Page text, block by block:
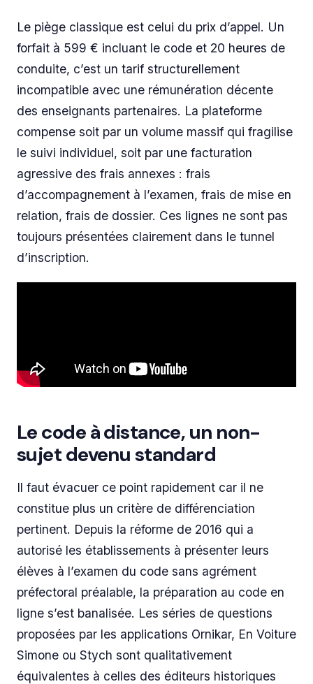
Le piège classique est celui du prix d’appel. Un
forfait à 599 € incluant le code et 20 heures de
conduite, c’est un tarif structurellement
incompatible avec une rémunération décente
des enseignants partenaires. La plateforme
compense soit par un volume massif qui fragilise
le suivi individuel, soit par une facturation
agressive des frais annexes : frais
d’accompagnement à l’examen, frais de mise en
relation, frais de dossier. Ces lignes ne sont pas
toujours présentées clairement dans le tunnel
d’inscription.
Le code à distance, un non-
sujet devenu standard
Il faut évacuer ce point rapidement car il ne
constitue plus un critère de différenciation
pertinent. Depuis la réforme de 2016 qui a
autorisé les établissements à présenter leurs
élèves à l’examen du code sans agrément
préfectoral préalable, la préparation au code en
ligne s’est banalisée. Les séries de questions
proposées par les applications Ornikar, En Voiture
Simone ou Stych sont qualitativement
équivalentes à celles des éditeurs historiques